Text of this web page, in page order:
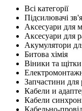
Всі категорії
Підсилювачі
Аксесуари для
Аксесуари для
Акумулятори
Битова хімія
Віники та щітки
Запчастини для
Кабели и
Кабели
Кабельно-